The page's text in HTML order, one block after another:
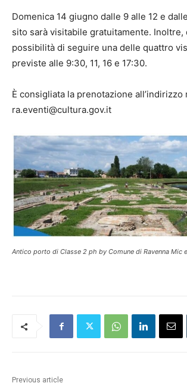
Domenica 14 giugno dalle 9 alle 12 e
sito sarà visitabile gratuitamente. Inoltre,
possibilità di seguire una delle quattro
previste alle 9:30, 11, 16 e 17:30.
È consigliata la prenotazione all’indirizzo
ra.eventi@cultura.gov.it
Antico porto di Classe 2 ph by Comune di Ravenna Mic
Previous article